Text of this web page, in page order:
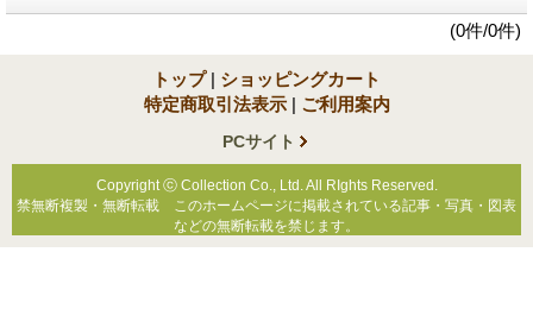
(0件/0件)
トップ | ショッピングカート
特定商取引法表示 | ご利用案内
PCサイト
Copyright ⓒ Collection Co., Ltd. All RIghts Reserved.
禁無断複製・無断転載 このホームページに掲載されている記事・写真・図表
などの無断転載を禁じます。